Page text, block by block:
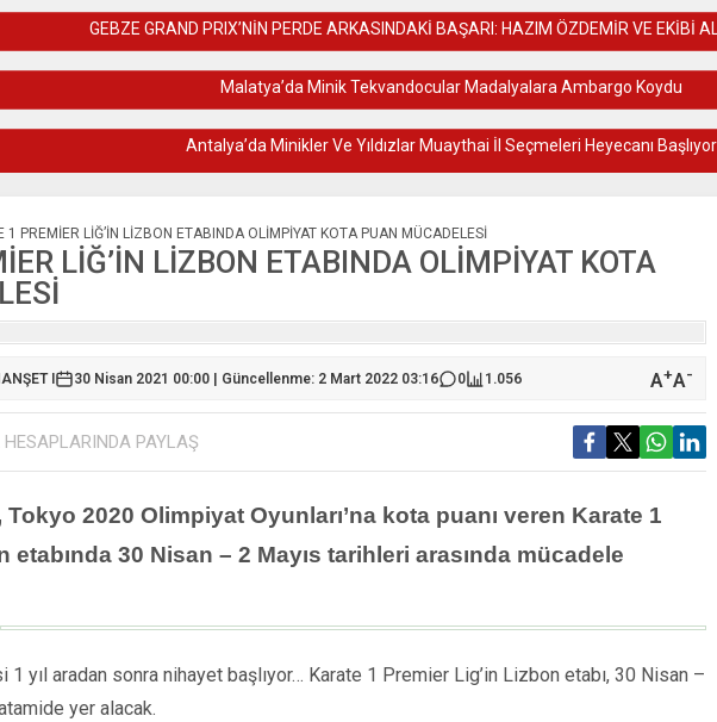
GEBZE GRAND PRIX’NİN PERDE ARKASINDAKİ BAŞARI: HAZIM ÖZDEMİR VE EKİBİ
Malatya’da Minik Tekvandocular Madalyalara Ambargo Koydu
Antalya’da Minikler Ve Yıldızlar Muaythai İl Seçmeleri Heyecanı Başlıyor
1 PREMİER LİĞ’İN LİZBON ETABINDA OLİMPİYAT KOTA PUAN MÜCADELESİ
LİĞ’İN LİZBON ETABINDA OLİMPİYAT KOTA
I 30 Nisan 2021 00:00 | Güncellenme: 2 Mart 2022 03:16 0 1.056 A+A-
HESAPLARINDA PAYLAŞ
Tokyo 2020 Olimpiyat Oyunları’na kota puanı veren Karate 1
etabında 30 Nisan – 2 Mayıs tarihleri arasında mücadele
1 yıl aradan sonra nihayet başlıyor… Karate 1 Premier Lig’in Lizbon etabı, 30 Nisan –
yer alacak.